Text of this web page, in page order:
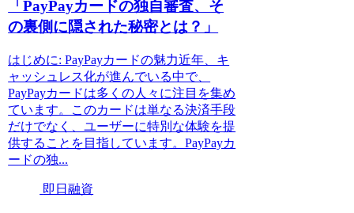
「PayPayカードの独自審査、そ
の裏側に隠された秘密とは？」
はじめに: PayPayカードの魅力近年、キ
ャッシュレス化が進んでいる中で、
PayPayカードは多くの人々に注目を集め
ています。このカードは単なる決済手段
だけでなく、ユーザーに特別な体験を提
供することを目指しています。PayPayカ
ードの独...
即日融資